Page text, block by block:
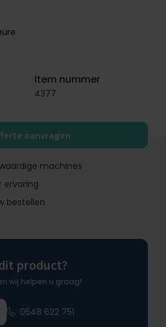
Item nummer
4377
aanvragen
machines
ervaring
bestellen
product?
wij helpen u graag!
0548 622 751